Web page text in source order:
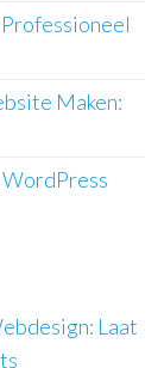
Maken:
Laat